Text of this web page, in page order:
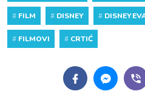
# FILM # DISNEY #
# FILMOVI # CRTIĆ